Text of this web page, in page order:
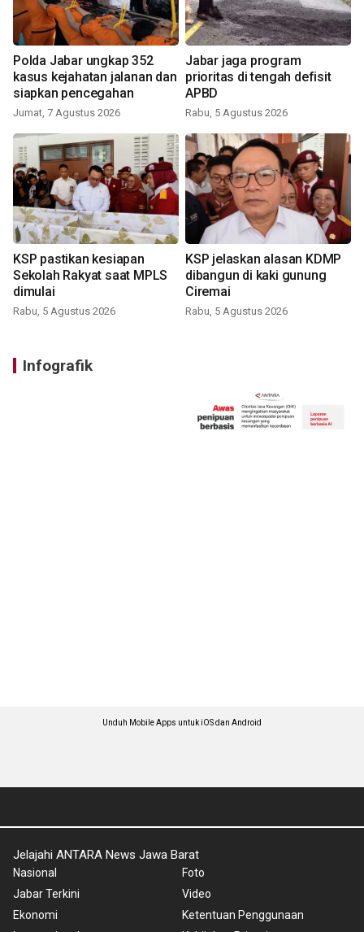
Polda Jabar ungkap 352
kasus kejahatan jalanan dan
siapkan pencegahan
Jumat, 7 Agustus 2026
Jabar jaga program
prioritas di tengah defisit
APBD
Rabu, 5 Agustus 2026
KSP pastikan kesiapan
Sekolah Rakyat saat MPLS
dimulai
Rabu, 5 Agustus 2026
KSP jelaskan alasan KDMP
dibangun di kaki gunung
Ciremai
Rabu, 5 Agustus 2026
Infografik
Unduh Mobile Apps untuk iOS dan Android
Nasional
Jabar Terkini
Ekonomi
Internasional
Foto
Video
Ketentuan Penggunaan
Kebijakan Privasi